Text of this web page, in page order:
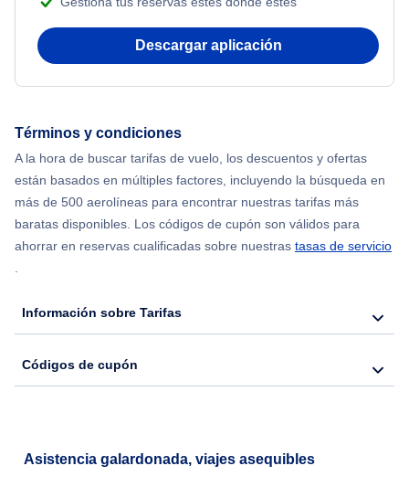
Flights from Nueva York to Atenas
Flights from Shanghai to Nueva York
Flights from Delhi to Nueva York
Flights from Chicago to Delhi
Flights from Nueva York to Seúl
Flights from Nueva York to Barcelona
Descargar aplicación
Términos y condiciones
A la hora de buscar tarifas de vuelo, los descuentos y ofertas
están basados en múltiples factores, incluyendo la búsqueda en
más de 500 aerolíneas para encontrar nuestras tarifas más
baratas disponibles. Los códigos de cupón son válidos para
ahorrar en reservas cualificadas sobre nuestras tasas de servicio
.
Información sobre Tarifas
Códigos de cupón
Asistencia galardonada, viajes asequibles